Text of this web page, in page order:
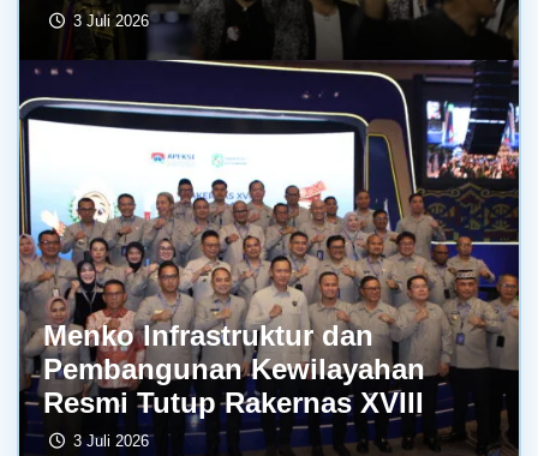
3 Juli 2026
Menko Infrastruktur dan
Pembangunan Kewilayahan
Resmi Tutup Rakernas XVIII
3 Juli 2026